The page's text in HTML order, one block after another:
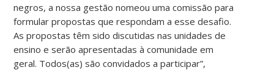
negros, a nossa gestão nomeou uma comissão para
formular propostas que respondam a esse desafio.
As propostas têm sido discutidas nas unidades de
ensino e serão apresentadas à comunidade em
geral. Todos(as) são convidados a participar”,